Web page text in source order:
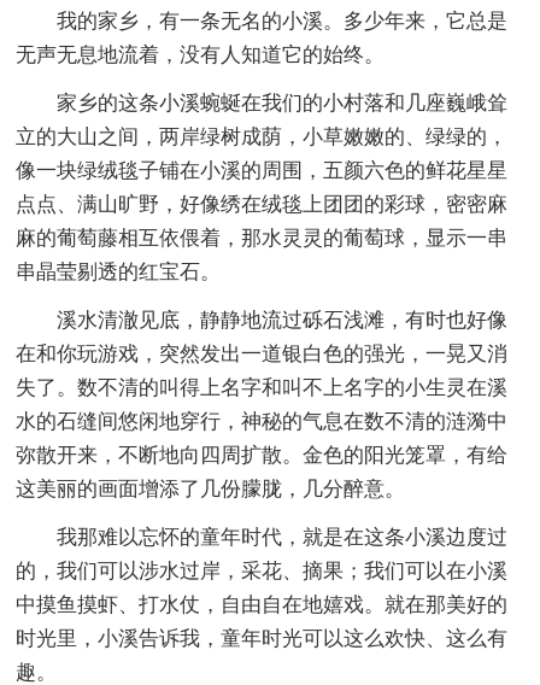
我的家乡，有一条无名的小溪。多少年来，它总是
无声无息地流着，没有人知道它的始终。
家乡的这条小溪蜿蜒在我们的小村落和几座巍峨耸
立的大山之间，两岸绿树成荫，小草嫩嫩的、绿绿的，
像一块绿绒毯子铺在小溪的周围，五颜六色的鲜花星星
点点、满山旷野，好像绣在绒毯上团团的彩球，密密麻
麻的葡萄藤相互依偎着，那水灵灵的葡萄球，显示一串
串晶莹剔透的红宝石。
溪水清澈见底，静静地流过砾石浅滩，有时也好像
在和你玩游戏，突然发出一道银白色的强光，一晃又消
失了。数不清的叫得上名字和叫不上名字的小生灵在溪
水的石缝间悠闲地穿行，神秘的气息在数不清的涟漪中
弥散开来，不断地向四周扩散。金色的阳光笼罩，有给
这美丽的画面增添了几份朦胧，几分醉意。
我那难以忘怀的童年时代，就是在这条小溪边度过
的，我们可以涉水过岸，采花、摘果；我们可以在小溪
中摸鱼摸虾、打水仗，自由自在地嬉戏。就在那美好的
时光里，小溪告诉我，童年时光可以这么欢快、这么有
趣。